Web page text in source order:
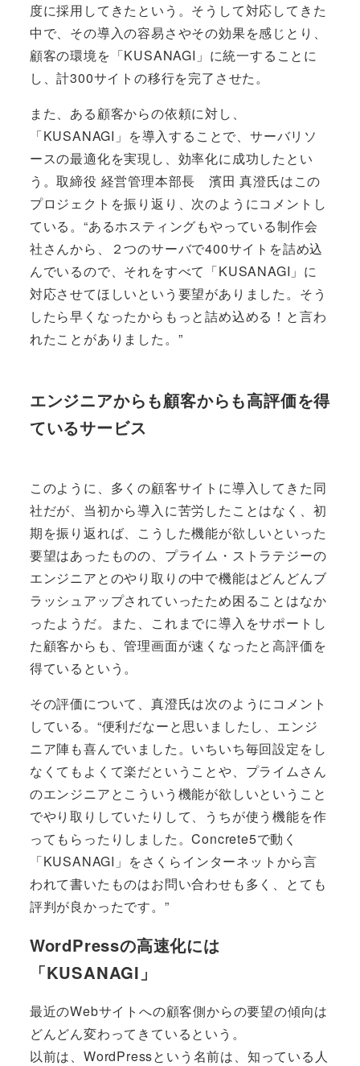
度に採用してきたという。そうして対応してきた
中で、その導入の容易さやその効果を感じとり、
顧客の環境を「KUSANAGI」に統一することに
し、計300サイトの移行を完了させた。
また、ある顧客からの依頼に対し、
「KUSANAGI」を導入することで、サーバリソ
ースの最適化を実現し、効率化に成功したとい
う。取締役 経営管理本部長 濱田 真澄氏はこの
プロジェクトを振り返り、次のようにコメントし
ている。“あるホスティングもやっている制作会
社さんから、２つのサーバで400サイトを詰め込
んでいるので、それをすべて「KUSANAGI」に
対応させてほしいという要望がありました。そう
したら早くなったからもっと詰め込める！と言わ
れたことがありました。”
エンジニアからも顧客からも高評価を得
ているサービス
このように、多くの顧客サイトに導入してきた同
社だが、当初から導入に苦労したことはなく、初
期を振り返れば、こうした機能が欲しいといった
要望はあったものの、プライム・ストラテジーの
エンジニアとのやり取りの中で機能はどんどんブ
ラッシュアップされていったため困ることはなか
ったようだ。また、これまでに導入をサポートし
た顧客からも、管理画面が速くなったと高評価を
得ているという。
その評価について、真澄氏は次のようにコメント
している。“便利だなーと思いましたし、エンジ
ニア陣も喜んでいました。いちいち毎回設定をし
なくてもよくて楽だということや、プライムさん
のエンジニアとこういう機能が欲しいということ
でやり取りしていたりして、うちが使う機能を作
ってもらったりしました。Concrete5で動く
「KUSANAGI」をさくらインターネットから言
われて書いたものはお問い合わせも多く、とても
評判が良かったです。”
WordPressの高速化には
「KUSANAGI」
最近のWebサイトへの顧客側からの要望の傾向は
どんどん変わってきているという。
以前は、WordPressという名前は、知っている人